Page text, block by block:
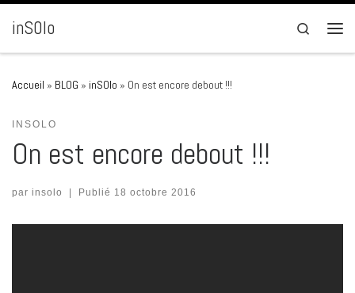
Passer au contenu
inSOlo
Search
Accueil » BLOG » inSOlo » On est encore debout !!!
INSOLO
On est encore debout !!!
par insolo | Publié 18 octobre 2016